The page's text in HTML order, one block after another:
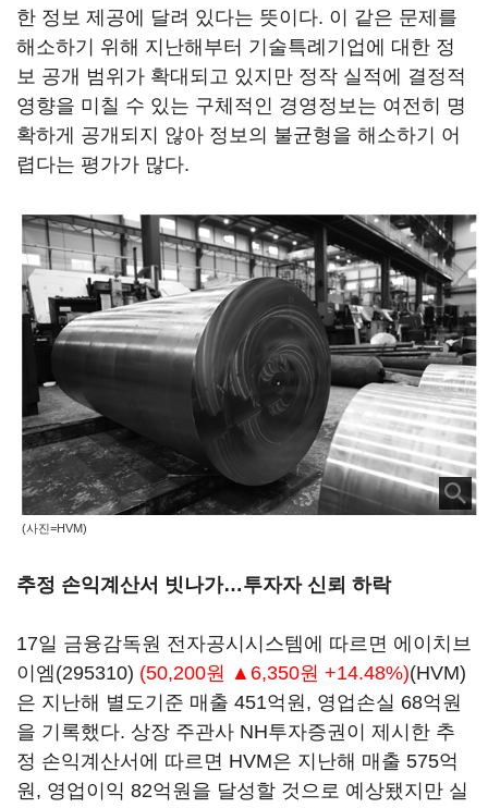
한 정보 제공에 달려 있다는 뜻이다. 이 같은 문제를
해소하기 위해 지난해부터 기술특례기업에 대한 정
보 공개 범위가 확대되고 있지만 정작 실적에 결정적
영향을 미칠 수 있는 구체적인 경영정보는 여전히 명
확하게 공개되지 않아 정보의 불균형을 해소하기 어
렵다는 평가가 많다.
(사진=HVM)
추정 손익계산서 빗나가…투자자 신뢰 하락
17일 금융감독원 전자공시시스템에 따르면 에이치브
이엠(295310) (50,200원 ▲6,350원 +14.48%)(HVM)
은 지난해 별도기준 매출 451억원, 영업손실 68억원
을 기록했다. 상장 주관사 NH투자증권이 제시한 추
정 손익계산서에 따르면 HVM은 지난해 매출 575억
원, 영업이익 82억원을 달성할 것으로 예상됐지만 실